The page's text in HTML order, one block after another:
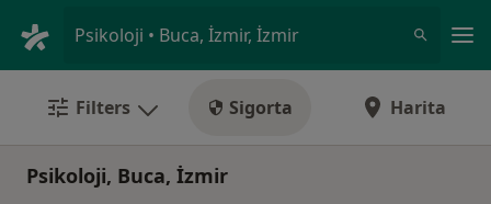
Psikoloji • Buca, İzmir, İzmir
Filters Sigorta Harita
Psikoloji, Buca, İzmir